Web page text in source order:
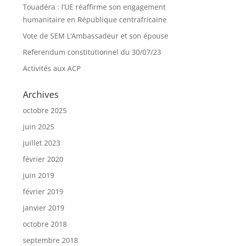
Touadéra : l’UE réaffirme son engagement
humanitaire en République centrafricaine
Vote de SEM L’Ambassadeur et son épouse
Referendum constitutionnel du 30/07/23
Activités aux ACP
Archives
octobre 2025
juin 2025
juillet 2023
février 2020
juin 2019
février 2019
janvier 2019
octobre 2018
septembre 2018